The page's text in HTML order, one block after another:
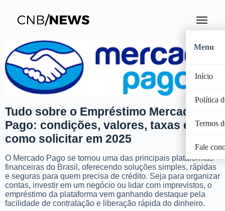
Menu
Início
Política
Termos
Fale
Tudo sobre o Empréstimo Mercado
Pago: condições, valores, taxas e
como solicitar em 2025
O Mercado Pago se tornou uma das principais plataformas
financeiras do Brasil, oferecendo soluções simples, rápidas
e seguras para quem precisa de crédito. Seja para organizar
contas, investir em um negócio ou lidar com imprevistos, o
empréstimo da plataforma vem ganhando destaque pela
facilidade de contratação e liberação rápida do dinheiro.